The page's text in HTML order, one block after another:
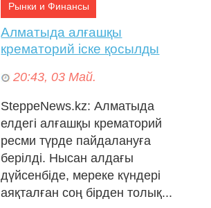
Рынки и Финансы
Алматыда алғашқы
крематорий іске қосылды
20:43, 03 Май.
SteppeNews.kz: Алматыда
елдегі алғашқы крематорий
ресми түрде пайдалануға
берілді. Нысан алдағы
дүйсенбіде, мереке күндері
аяқталған соң бірден толық...